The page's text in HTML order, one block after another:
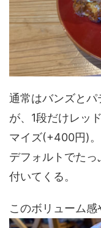
通常はバンズと
が、1段だけレッ
マイズ(+400円)。
デフォルトでた
付いてくる。
このボリューム